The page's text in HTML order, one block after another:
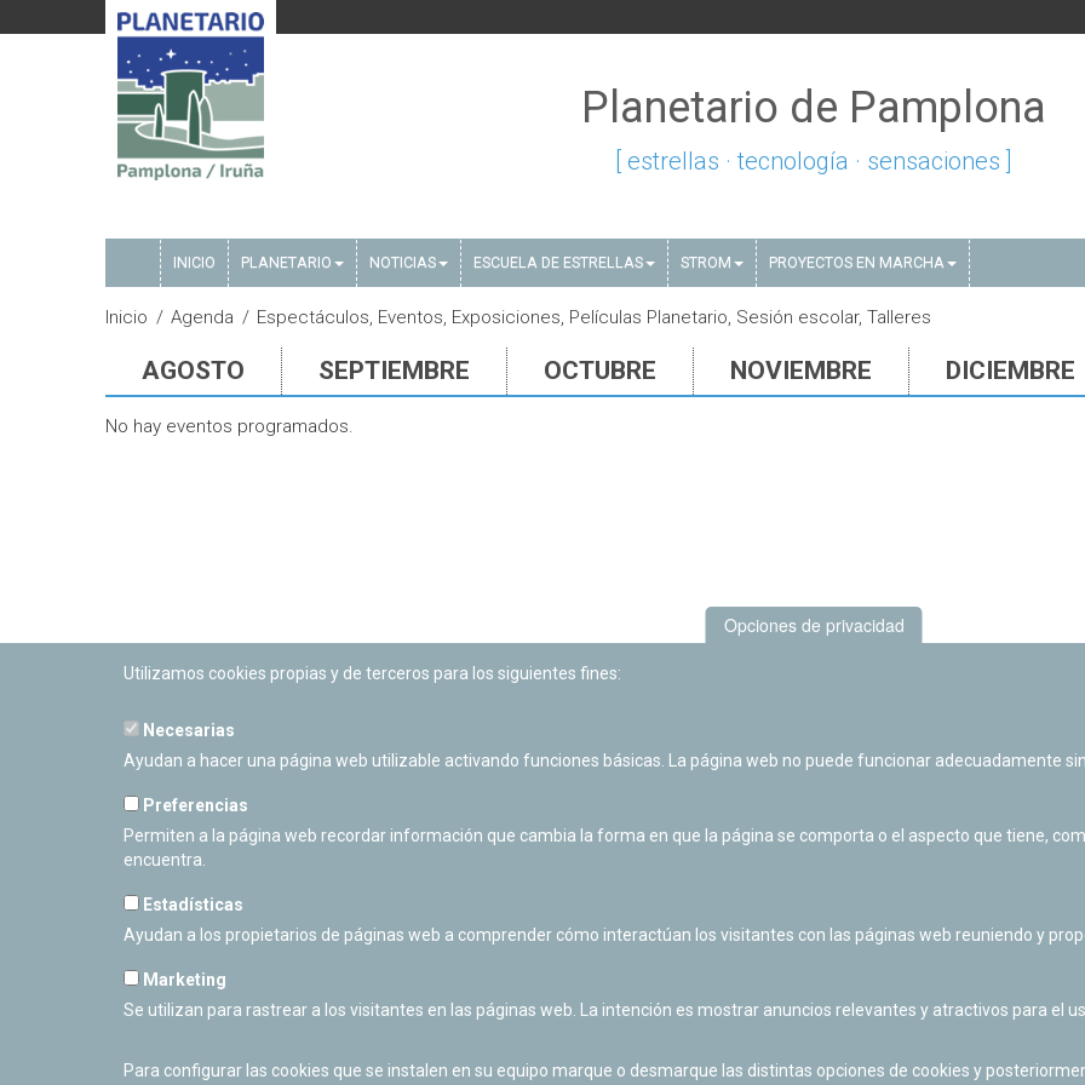
Planetario de Pamplona
[ estrellas · tecnología · sensaciones ]
INICIO PLANETARIO NOTICIAS ESCUELA DE ESTRELLAS STROM PROYECTOS EN MARCHA
Inicio Agenda Espectáculos, Eventos, Exposiciones, Películas Planetario, Sesión escolar, Talleres
AGOSTO SEPTIEMBRE OCTUBRE NOVIEMBRE DICIEMBRE
No hay eventos programados.
PLANETARIO DE PAMPLONA
Calle Sancho RamÃ­rez, s/n
Cerrado Temporalmente
Opciones de privacidad
Utilizamos cookies propias y de terceros para los siguientes fines:
Necesarias
Ayudan a hacer una página web utilizable activando funciones básicas. La página web no puede funcionar adecuadamente
Preferencias
Permiten a la página web recordar información que cambia la forma en que la página se comporta o el aspecto que tiene,
encuentra.
Estadísticas
Ayudan a los propietarios de páginas web a comprender cómo interactúan los visitantes con las páginas web reuniendo y
Marketing
Se utilizan para rastrear a los visitantes en las páginas web. La intención es mostrar anuncios relevantes y atractivos para el
Para configurar las cookies que se instalen en su equipo marque o desmarque las distintas opciones de cookies y